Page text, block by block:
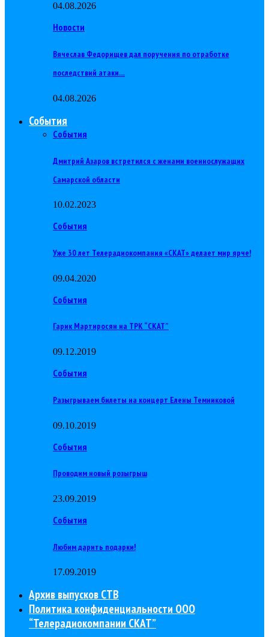
04.08.2026
Новости
Вячеслав Федорищев дал поручения по отработке
последствий атаки…
04.08.2026
События
События
Дмитрий Азаров встретился с женами военнослужащих
Самарской области
10.02.2023
События
Уже 30 лет Телерадиокомпания «СКАТ» делает мир ярче!
09.04.2020
События
Гарик Мартиросян на ТРК “СКАТ”
09.12.2019
События
Разыгрываем билеты на концерт Елены Темниковой
09.10.2019
События
Проводим новый розыгрыш
23.09.2019
События
Любим дарить подарки!
17.09.2019
Архив выпусков СТВ
Политика конфиденциальности ООО
“Телерадиокомпании СКАТ”